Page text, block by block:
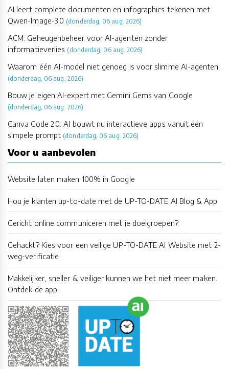
AI leert complete documenten en infographics tekenen met
Qwen-Image-3.0 (donderdag, 06 aug. 2026)
ACM: Geheugenbeheer voor AI-agenten zonder
informatieverlies (donderdag, 06 aug. 2026)
Waarom één AI-model niet genoeg is voor slimme AI-agenten
(donderdag, 06 aug. 2026)
Bouw je eigen AI-expert met Gemini Gems van Google
(donderdag, 06 aug. 2026)
Canva Code 2.0: AI bouwt nu interactieve apps vanuit één
simpele prompt (donderdag, 06 aug. 2026)
Voor u aanbevolen
Website laten maken 100% in Google
Hou je klanten up-to-date met de UP-TO-DATE AI Blog & App
Gericht online communiceren met je doelgroepen?
Gehackt? Kies voor een veilige UP-TO-DATE AI Website met 2-
weg-verificatie
Makkelijker, sneller & veiliger kunnen we het niet meer maken.
Ontdek de app.